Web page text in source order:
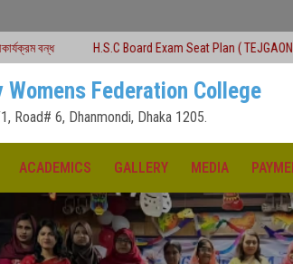
Board Exam Seat Plan ( TEJGAON COLLEGE)
Womens Federation College
Road# 6, Dhanmondi, Dhaka 1205.
ACADEMICS GALLERY MEDIA